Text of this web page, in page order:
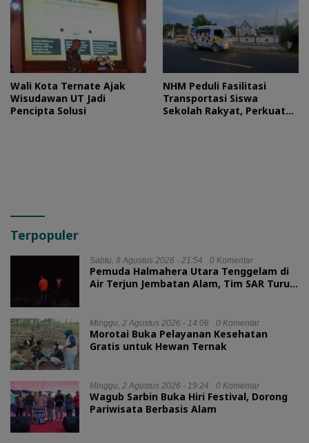
Wali Kota Ternate Ajak
Wisudawan UT Jadi
Pencipta Solusi
NHM Peduli Fasilitasi
Transportasi Siswa
Sekolah Rakyat, Perkuat
Terpopuler
Sabtu, 8 Agustus 2026 - 21:54 0 Komentar
Pemuda Halmahera Utara Tenggelam di
Air Terjun Jembatan Alam, Tim SAR Turun
Minggu, 2 Agustus 2026 - 14:06 0 Komentar
Morotai Buka Pelayanan Kesehatan
Gratis untuk Hewan Ternak
Minggu, 2 Agustus 2026 - 19:24 0 Komentar
Wagub Sarbin Buka Hiri Festival, Dorong
Pariwisata Berbasis Alam